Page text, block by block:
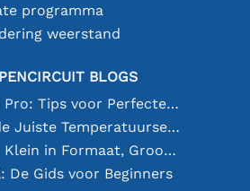
programma
weerstand
BLOGS
Solderen als een Pro: Tips voor Perfecte Elektronische Verbindingen
Het Kiezen van de Juiste Temperatuursensor [youtube]
18650 Batterijen: Klein in Formaat, Groot in Prestatie
De Gids voor Beginners